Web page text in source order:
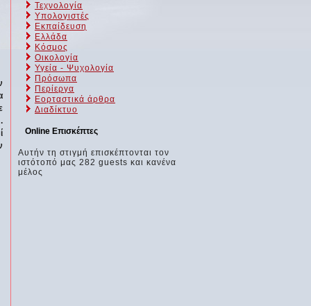
Τεχνολογία
Υπολογιστές
Εκπαίδευση
Ελλάδα
Κόσμος
Οικολογία
Υγεία - Ψυχολογία
Πρόσωπα
Περίεργα
Εορταστικά άρθρα
Διαδίκτυο
Online Επισκέπτες
Αυτήν τη στιγμή επισκέπτονται τον
ιστότοπό μας 282 guests και κανένα
μέλος